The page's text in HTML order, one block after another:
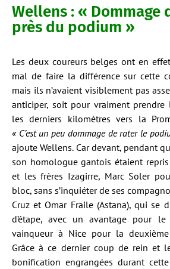
Wellens : « Dommage
près du podium »
Les deux coureurs belges ont en
mal de faire la différence sur cette
mais ils n’avaient visiblement pas
anticiper, soit pour vraiment prendre
les derniers kilomètres vers la
« C’est un peu dommage de rater le
ajoute Wellens. Car devant, pendant
son homologue gantois étaient
et les frères Izagirre, Marc Soler
bloc, sans s’inquiéter de ses
Cruz et Omar Fraile (Astana), qui se
d’étape, avec un avantage pour
vainqueur à Nice pour la deuxième
Grâce à ce dernier coup de rein et
bonification engrangées durant